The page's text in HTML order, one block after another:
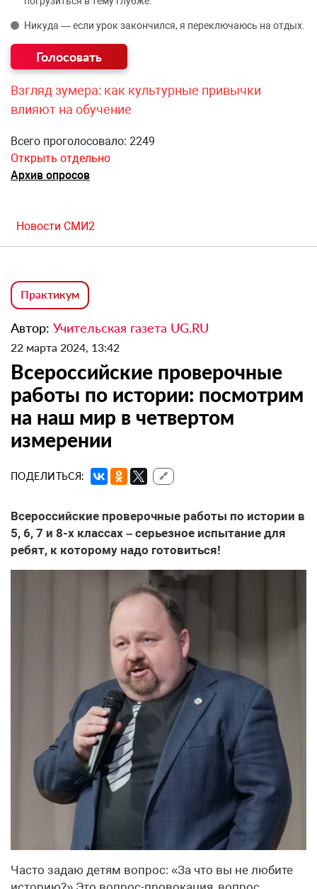
Никуда — если урок закончился, я переключаюсь на отдых.
Взгляд зумера: как культурные привычки
влияют на обучение
Всего проголосовало: 2249
Открыть отдельно
Архив опросов
Новости СМИ2
Практикум
Автор: Учительская газета UG.RU
22 марта 2024, 13:42
Всероссийские проверочные
работы по истории: посмотрим
на наш мир в четвертом
измерении
ПОДЕЛИТЬСЯ: 🔗
Всероссийские проверочные работы по истории в
5, 6, 7 и 8-х классах – серьезное испытание для
ребят, к которому надо готовиться!
Часто задаю детям вопрос: «За что вы не любите